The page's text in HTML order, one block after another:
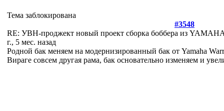
Тема заблокирована
#3548
RE: УВН-проджект новый проект сборка боббера из
г., 5 мес. назад
Родной бак меняем на модернизированный бак от Yamaha
Вираге совсем другая рама, бак основательно изменяем и